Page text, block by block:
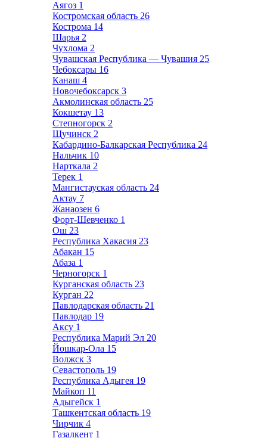
Аягоз 1
Костромская область 26
Кострома 14
Шарья 2
Чухлома 2
Чувашская Республика — Чувашия 25
Чебоксары 16
Канаш 4
Новочебоксарск 3
Акмолинская область 25
Кокшетау 13
Степногорск 2
Щучинск 2
Кабардино-Балкарская Республика 24
Нальчик 10
Нарткала 2
Терек 1
Мангистауская область 24
Актау 7
Жанаозен 6
Форт-Шевченко 1
Ош 23
Республика Хакасия 23
Абакан 15
Абаза 1
Черногорск 1
Курганская область 23
Курган 22
Павлодарская область 21
Павлодар 19
Аксу 1
Республика Марий Эл 20
Йошкар-Ола 15
Волжск 3
Севастополь 19
Республика Адыгея 19
Майкоп 11
Адыгейск 1
Ташкентская область 19
Чирчик 4
Газалкент 1